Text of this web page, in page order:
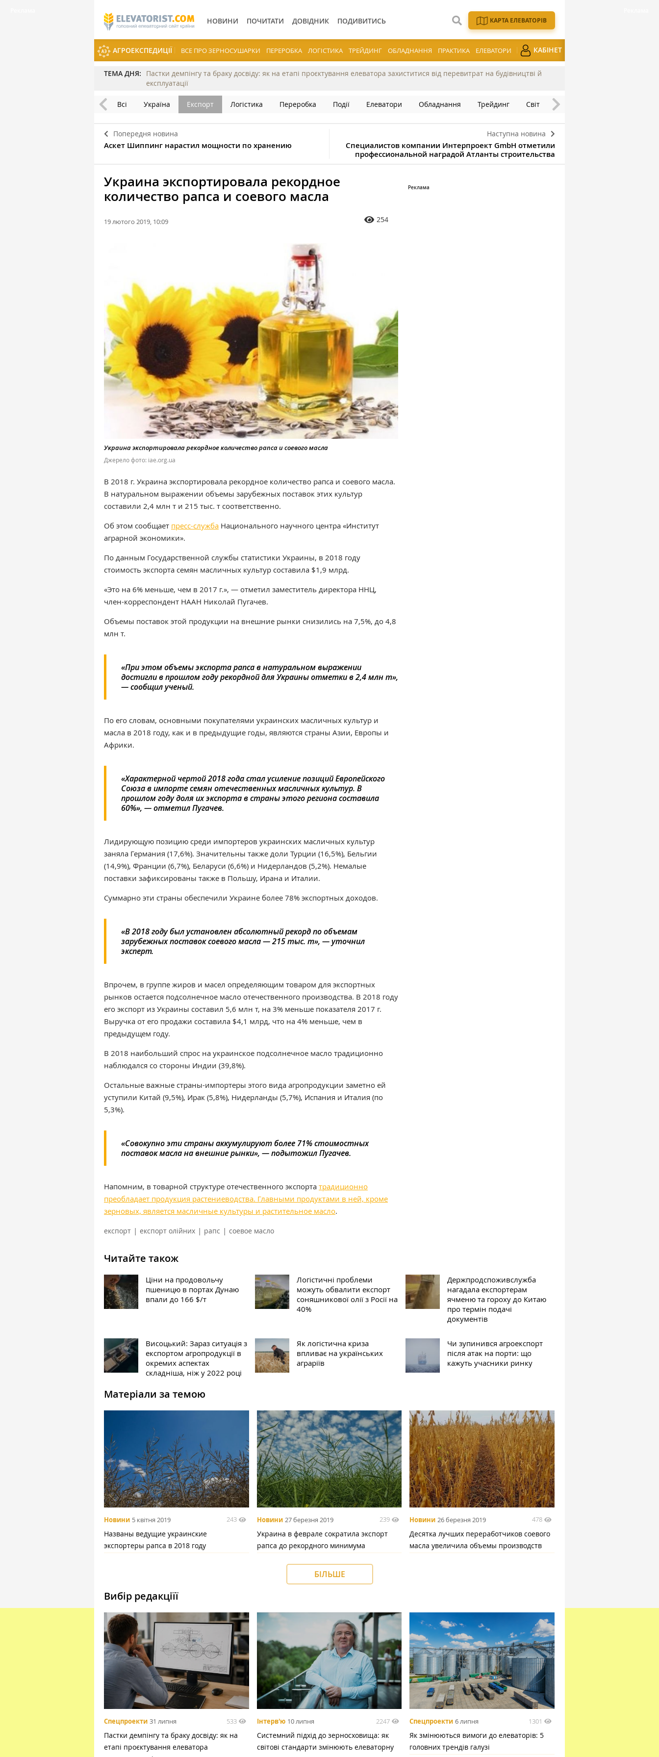
НОВИНИ ПОЧИТАТИ ДОВІДНИК ПОДИВИТИСЬ КАРТА ЕЛЕВАТОРІВ
АГРОЕКСПЕДИЦІЇ ВСЕ ПРО ЗЕРНОСУШАРКИ ПЕРЕРОБКА ЛОГІСТИКА ТРЕЙДИНГ ОБЛАДНАННЯ ПРАКТИКА ЕЛЕВАТОРИ КАБІНЕТ
ТЕМА ДНЯ:
Пастки демпінгу та браку досвіду: як на етапі проєктування елеватора захиститися від перевитрат на будівництві й
експлуатації
Всі Україна Експорт Логістика Переробка Події Елеватори Обладнання Трейдинг Світ
Попередня новина
Аскет Шиппинг нарастил мощности по хранению
Наступна новина
Специалистов компании Интерпроект GmbH отметили
профессиональной наградой Атланты строительства
Украина экспортировала рекордное
количество рапса и соевого масла
19 лютого 2019, 10:09 254
Украина экспортировала рекордное количество рапса и соевого масла
Джерело фото: iae.org.ua
В 2018 г. Украина экспортировала рекордное количество рапса и соевого масла.
В натуральном выражении объемы зарубежных поставок этих культур
составили 2,4 млн т и 215 тыс. т соответственно.
Об этом сообщает пресс-служба Национального научного центра «Институт
аграрной экономики».
По данным Государственной службы статистики Украины, в 2018 году
стоимость экспорта семян масличных культур составила $1,9 млрд.
«Это на 6% меньше, чем в 2017 г.», — отметил заместитель директора ННЦ,
член-корреспондент НААН Николай Пугачев.
Объемы поставок этой продукции на внешние рынки снизились на 7,5%, до 4,8
млн т.
«При этом объемы экспорта рапса в натуральном выражении
достигли в прошлом году рекордной для Украины отметки в 2,4 млн т»,
— сообщил ученый.
По его словам, основными покупателями украинских масличных культур и
масла в 2018 году, как и в предыдущие годы, являются страны Азии, Европы и
Африки.
«Характерной чертой 2018 года стал усиление позиций Европейского
Союза в импорте семян отечественных масличных культур. В
прошлом году доля их экспорта в страны этого региона составила
60%», — отметил Пугачев.
Лидирующую позицию среди импортеров украинских масличных культур
заняла Германия (17,6%). Значительны также доли Турции (16,5%), Бельгии
(14,9%), Франции (6,7%), Беларуси (6,6%) и Нидерландов (5,2%). Немалые
поставки зафиксированы также в Польшу, Ирана и Италии.
Суммарно эти страны обеспечили Украине более 78% экспортных доходов.
«В 2018 году был установлен абсолютный рекорд по объемам
зарубежных поставок соевого масла — 215 тыс. т», — уточнил
эксперт.
Впрочем, в группе жиров и масел определяющим товаром для экспортных
рынков остается подсолнечное масло отечественного производства. В 2018 году
его экспорт из Украины составил 5,6 млн т, на 3% меньше показателя 2017 г.
Выручка от его продажи составила $4,1 млрд, что на 4% меньше, чем в
предыдущем году.
В 2018 наибольший спрос на украинское подсолнечное масло традиционно
наблюдался со стороны Индии (39,8%).
Остальные важные страны-импортеры этого вида агропродукции заметно ей
уступили Китай (9,5%), Ирак (5,8%), Нидерланды (5,7%), Испания и Италия (по
5,3%).
«Совокупно эти страны аккумулируют более 71% стоимостных
поставок масла на внешние рынки», — подытожил Пугачев.
Напомним, в товарной структуре отечественного экспорта традиционно
преобладает продукция растениеводства. Главными продуктами в ней, кроме
зерновых, является масличные культуры и растительное масло.
експорт | експорт олійних | рапс | соевое масло
Читайте також
Ціни на продовольчу
пшеницю в портах Дунаю
впали до 166 $/т
Логістичні проблеми
можуть обвалити експорт
соняшникової олії з Росії на
40%
Держпродспоживслужба
нагадала експортерам
ячменю та гороху до Китаю
про термін подачі
документів
Висоцький: Зараз ситуація з
експортом агропродукції в
окремих аспектах
складніша, ніж у 2022 році
Як логістична криза
впливає на українських
аграріїв
Чи зупинився агроекспорт
після атак на порти: що
кажуть учасники ринку
Матеріали за темою
Новини 5 квітня 2019 243
Названы ведущие украинские
экспортеры рапса в 2018 году
Новини 27 березня 2019 239
Украина в феврале сократила экспорт
рапса до рекордного минимума
Новини 26 березня 2019 478
Десятка лучших переработчиков соевого
масла увеличила объемы производств
БІЛЬШЕ
Вибір редакціїї
Спецпроекти 31 липня 533
Пастки демпінгу та браку досвіду: як на
етапі проєктування елеватора
Інтерв'ю 10 липня 2247
Системний підхід до зерносховища: як
світові стандарти змінюють елеваторну
Спецпроекти 6 липня 1301
Як змінюються вимоги до елеваторів: 5
головних трендів галузі